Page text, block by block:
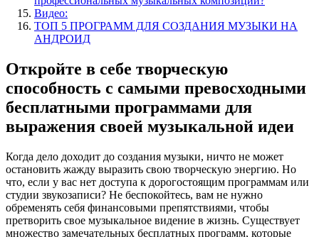
Видео:
ТОП 5 ПРОГРАММ ДЛЯ СОЗДАНИЯ МУЗЫКИ НА
АНДРОИД
Откройте в себе творческую
способность с самыми превосходными
бесплатными программами для
выражения своей музыкальной идеи
Когда дело доходит до создания музыки, ничто не может
остановить жажду выразить свою творческую энергию. Но
что, если у вас нет доступа к дорогостоящим программам или
студии звукозаписи? Не беспокойтесь, вам не нужно
обременять себя финансовыми препятствиями, чтобы
претворить свое музыкальное видение в жизнь. Существует
множество замечательных бесплатных программ, которые